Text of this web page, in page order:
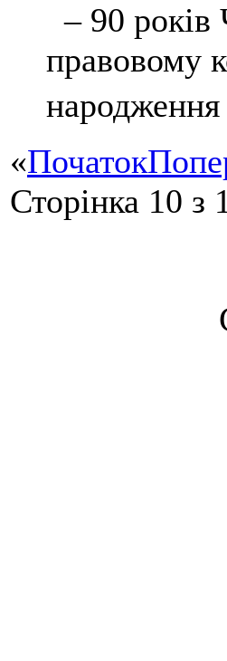
– 90 років
правовому
«Початок
Сторінка 10 з